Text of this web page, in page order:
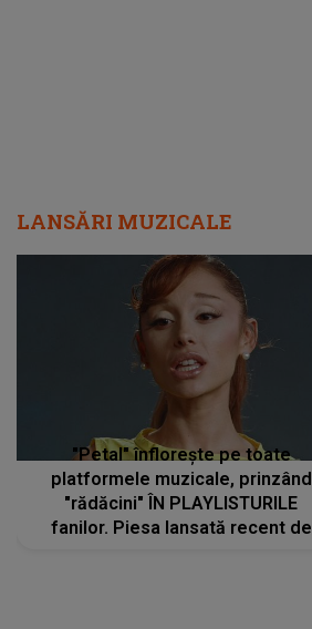
LANSĂRI MUZICALE
"Petal" înflorește pe toate
platformele muzicale, prinzând
"rădăcini" ÎN PLAYLISTURILE
fanilor. Piesa lansată recent de